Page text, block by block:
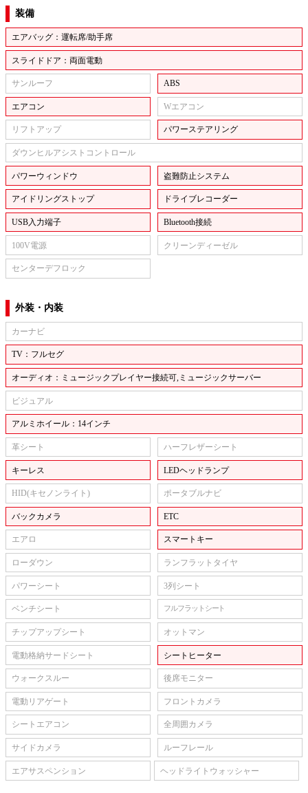
装備
エアバッグ：運転席/助手席
スライドドア：両面電動
サンルーフ ABS
エアコン Wエアコン
リフトアップ パワーステアリング
ダウンヒルアシストコントロール
パワーウィンドウ 盗難防止システム
アイドリングストップ ドライブレコーダー
USB入力端子 Bluetooth接続
100V電源 クリーンディーゼル
センターデフロック
外装・内装
カーナビ
TV：フルセグ
オーディオ：ミュージックプレイヤー接続可,ミュージックサーバー
ビジュアル
アルミホイール：14インチ
革シート ハーフレザーシート
キーレス LEDヘッドランプ
HID(キセノンライト) ポータブルナビ
バックカメラ ETC
エアロ スマートキー
ローダウン ランフラットタイヤ
パワーシート 3列シート
ベンチシート フルフラットシート
チップアップシート オットマン
電動格納サードシート シートヒーター
ウォークスルー 後席モニター
電動リアゲート フロントカメラ
シートエアコン 全周囲カメラ
サイドカメラ ルーフレール
エアサスペンション ヘッドライトウォッシャー